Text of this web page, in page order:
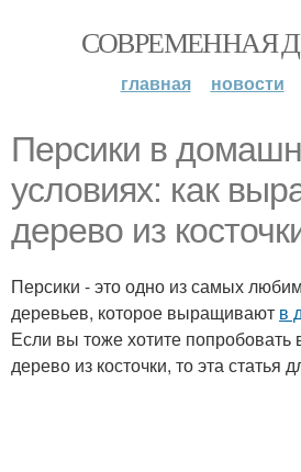
СОВРЕМЕННАЯ
главная новости
Персики в
условиях: как
дерево из
Персики - это одно из самых
деревьев, которое выращивают в
Если вы тоже хотите попробовать
дерево из косточки, то эта статья